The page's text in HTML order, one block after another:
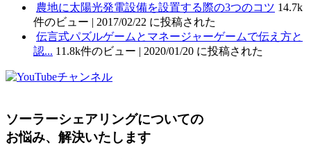
農地に太陽光発電設備を設置する際の3つのコツ 14.7k
件のビュー | 2017/02/22 に投稿された
伝言式パズルゲームとマネージャーゲームで伝え方と
認... 11.8k件のビュー | 2020/01/20 に投稿された
ソーラーシェアリングについての
お悩み、解決いたします